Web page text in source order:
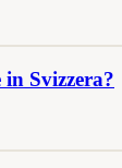
Svizzera?